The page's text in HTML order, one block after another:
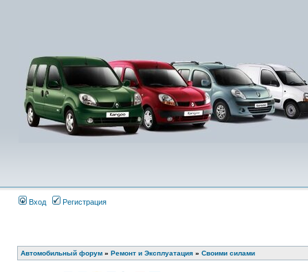
Вход Регистрация
Автомобильный форум » Ремонт и Эксплуатация » Своими силами